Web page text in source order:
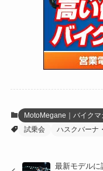
(12)
(109)
(47)
(15)
(5)
(17)
(5)
(131)
(21)
(61)
(98)
(13)
(60)
(274)
(171)
(38)
(59)
MotoMegane｜バイクマ
試乗会
ハスクバーナ
最新モデルに